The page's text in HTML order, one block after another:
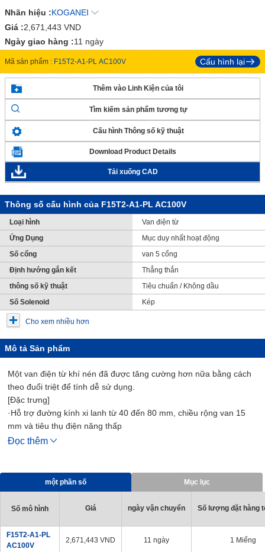
Nhãn hiệu :KOGANEI
Giá :2,671,443 VND
Ngày giao hàng :11 ngày
Mã sản phẩm : F15T2-A1-PL AC100V Cấu hình lại
Thêm vào Linh Kiện của tôi
Tìm kiếm sản phẩm tương tự
Cấu hình Thông số kỹ thuật
Download Product Details
Tải xuống CAD
Thông số cấu hình của F15T2-A1-PL AC100V
Loại hình
Van điện từ
Ứng Dụng
Mục duy nhất hoạt động
Số cổng
van 5 cổng
Định hướng gắn kết
Thẳng thắn
thông số kỹ thuật
Tiêu chuẩn / Không dầu
Số Solenoid
Kép
Cho xem nhiều hơn
Mô tả Sản phẩm
Một van điện từ khí nén đã được tăng cường hơn nữa bằng cách
theo đuổi triệt để tính dễ sử dụng.
[Đặc trưng]
·Hỗ trợ đường kính xi lanh từ 40 đến 80 mm, chiều rộng van 15
mm và tiêu thụ điện năng thấp
·Cung cấp một dạng van điện từ mới với nhiều biến thể như loại
・ Tương thích với các thiết bị khí nén và dây chuyền sản xuất
trong mọi ngành nghề
Đọc thêm
một phần số Mục lục
Số mô hình Giá ngày vận chuyển Số lượng đặt hàng
F15T2-A1-PL
AC100V
2,671,443 VND 11 ngày 1 Miếng